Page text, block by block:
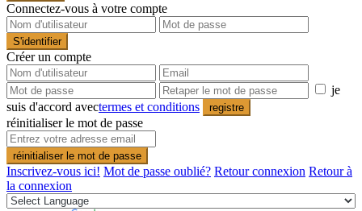
Connectez-vous à votre compte
S'identifier
Créer un compte
je
suis d'accord avectermes et conditions registre
réinitialiser le mot de passe
réinitialiser le mot de passe
Inscrivez-vous ici! Mot de passe oublié? Retour connexion Retour à
la connexion